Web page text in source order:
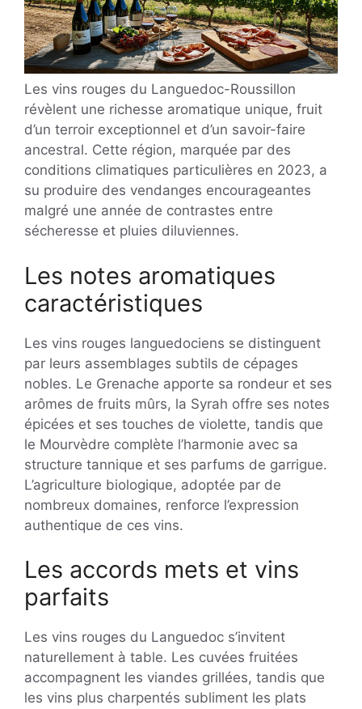
Les vins rouges du Languedoc-Roussillon
révèlent une richesse aromatique unique, fruit
d’un terroir exceptionnel et d’un savoir-faire
ancestral. Cette région, marquée par des
conditions climatiques particulières en 2023, a
su produire des vendanges encourageantes
malgré une année de contrastes entre
sécheresse et pluies diluviennes.
Les notes aromatiques
caractéristiques
Les vins rouges languedociens se distinguent
par leurs assemblages subtils de cépages
nobles. Le Grenache apporte sa rondeur et ses
arômes de fruits mûrs, la Syrah offre ses notes
épicées et ses touches de violette, tandis que
le Mourvèdre complète l’harmonie avec sa
structure tannique et ses parfums de garrigue.
L’agriculture biologique, adoptée par de
nombreux domaines, renforce l’expression
authentique de ces vins.
Les accords mets et vins
parfaits
Les vins rouges du Languedoc s’invitent
naturellement à table. Les cuvées fruitées
accompagnent les viandes grillées, tandis que
les vins plus charpentés subliment les plats